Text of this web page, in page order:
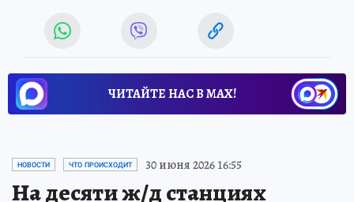
ЧИТАЙТЕ НАС В МАХ!
НОВОСТИ ЧТО ПРОИСХОДИТ 30 июня 2026 16:55
На десяти ж/д станциях